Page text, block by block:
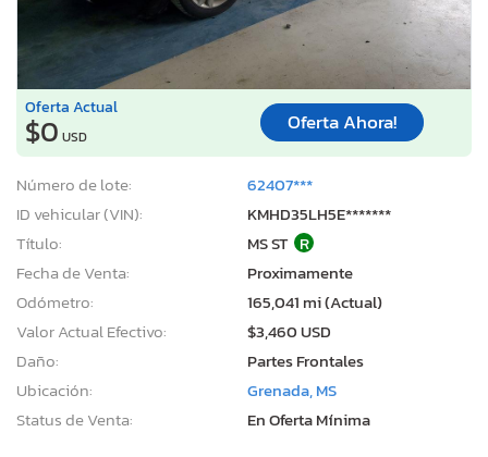
Oferta Actual
$0 USD
Oferta Ahora!
Número de lote:
62407***
ID vehicular (VIN):
KMHD35LH5E*******
Título:
MS ST R
Fecha de Venta:
Proximamente
Odómetro:
165,041 mi (Actual)
Valor Actual Efectivo:
$3,460 USD
Daño:
Partes Frontales
Ubicación:
Grenada, MS
Status de Venta:
En Oferta Mínima